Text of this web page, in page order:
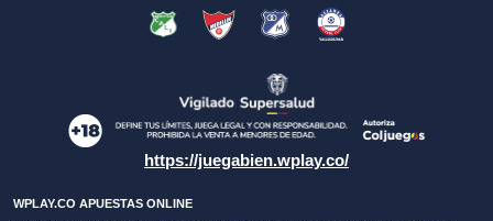
https://juegabien.wplay.co/
WPLAY.CO APUESTAS ONLINE